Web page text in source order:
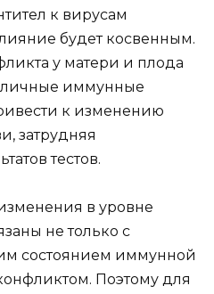
к вирусам
будет косвенным.
у матери и плода
иммунные
к изменению
затрудняя
тестов.
в уровне
не только с
состоянием иммунной
Поэтому для